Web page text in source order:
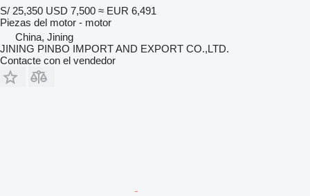
S/ 25,350 USD 7,500 ≈ EUR 6,491
Piezas del motor - motor
China, Jining
JINING PINBO IMPORT AND EXPORT CO.,LTD.
Contacte con el vendedor